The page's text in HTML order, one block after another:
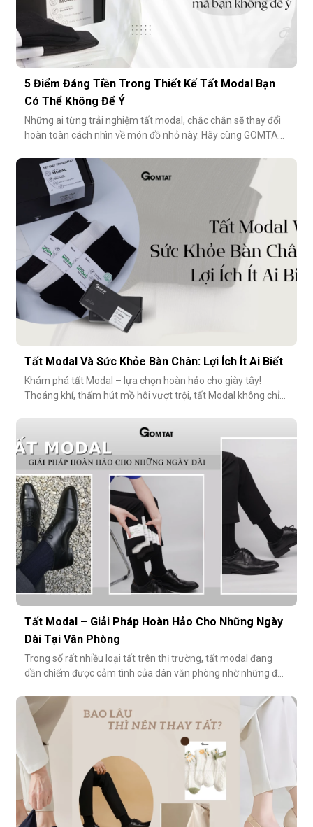
5 Điểm Đáng Tiền Trong Thiết Kế Tất Modal Bạn
Có Thể Không Để Ý
Những ai từng trải nghiệm tất modal, chắc chắn sẽ thay đổi
hoàn toàn cách nhìn về món đồ nhỏ này. Hãy cùng GOMTAT
modal cao cấp – những điều có thể bạn chưa từng để ý
nhưng lại ảnh hưởng rất nhiều đến trải nghiệm hằng
ngày.Chất liệu sợi modalĐiểm
Tất Modal Và Sức Khỏe Bàn Chân: Lợi Ích Ít Ai Biết
Khám phá tất Modal – lựa chọn hoàn hảo cho giày tây!
Thoáng khí, thấm hút mồ hôi vượt trội, tất Modal không chỉ
ngăn mùi hôi và bệnh da liễu. Hãy cùng khám phá lý do vì sao
tất Modal đang trở thành xu hướng không thể thiếu cho các
quý ông hiện đ
Tất Modal – Giải Pháp Hoàn Hảo Cho Những Ngày
Dài Tại Văn Phòng
Trong số rất nhiều loại tất trên thị trường, tất modal đang
dần chiếm được cảm tình của dân văn phòng nhờ những đặc
cùng khám phá vì sao tất modal lại được xem là lựa chọn lý
tưởng cho những ngày dài tại văn phòng.Khi đôi chân “lên
tiếng” s